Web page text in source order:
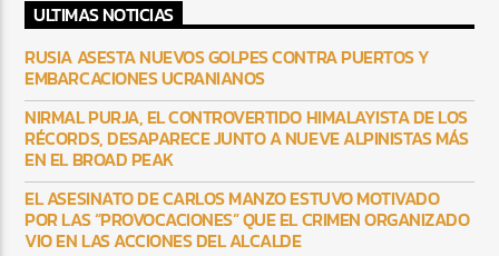
ULTIMAS NOTICIAS
RUSIA ASESTA NUEVOS GOLPES CONTRA PUERTOS Y
EMBARCACIONES UCRANIANOS
NIRMAL PURJA, EL CONTROVERTIDO HIMALAYISTA DE LOS
RÉCORDS, DESAPARECE JUNTO A NUEVE ALPINISTAS MÁS
EN EL BROAD PEAK
EL ASESINATO DE CARLOS MANZO ESTUVO MOTIVADO
POR LAS “PROVOCACIONES” QUE EL CRIMEN ORGANIZADO
VIO EN LAS ACCIONES DEL ALCALDE